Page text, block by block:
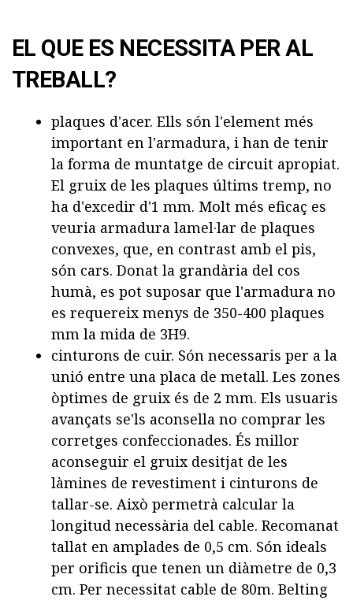
EL QUE ES NECESSITA PER AL
TREBALL?
plaques d'acer. Ells són l'element més
important en l'armadura, i han de tenir
la forma de muntatge de circuit apropiat.
El gruix de les plaques últims tremp, no
ha d'excedir d'1 mm. Molt més eficaç es
veuria armadura lamel·lar de plaques
convexes, que, en contrast amb el pis,
són cars. Donat la grandària del cos
humà, es pot suposar que l'armadura no
es requereix menys de 350-400 plaques
mm la mida de 3H9.
cinturons de cuir. Són necessaris per a la
unió entre una placa de metall. Les zones
òptimes de gruix és de 2 mm. Els usuaris
avançats se'ls aconsella no comprar les
corretges confeccionades. És millor
aconseguir el gruix desitjat de les
làmines de revestiment i cinturons de
tallar-se. Això permetrà calcular la
longitud necessària del cable. Recomanat
tallat en amplades de 0,5 cm. Són ideals
per orificis que tenen un diàmetre de 0,3
cm. Per necessitat cable de 80m. Belting